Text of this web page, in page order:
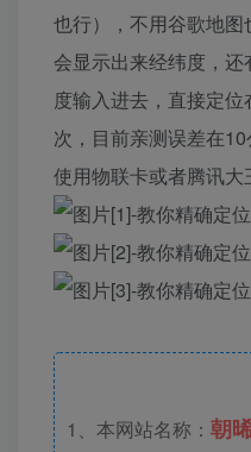
也行），不用谷歌地
会显示出来经纬度，
度输入进去，直接定
次，目前亲测误差在
使用物联卡或者腾讯
1、本网站名称： 朝